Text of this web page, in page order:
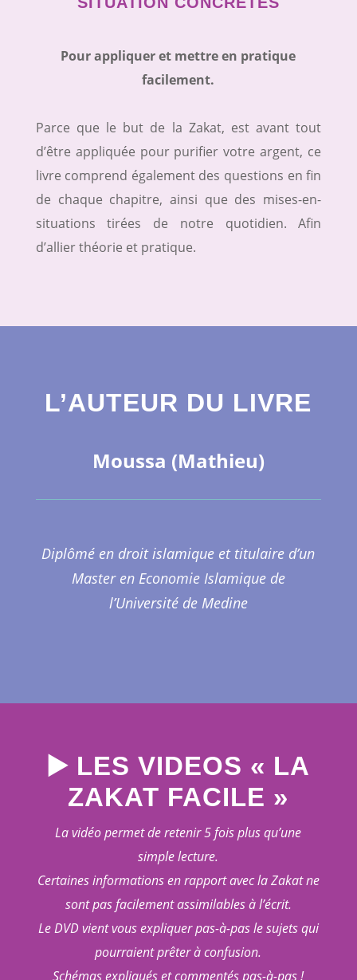
Pour appliquer et mettre en pratique
facilement.
Parce que le but de la Zakat, est avant tout
d’être appliquée pour purifier votre argent, ce
livre comprend également des questions en fin
de chaque chapitre, ainsi que des mises-en-
situations tirées de notre quotidien. Afin
d’allier théorie et pratique.
L’AUTEUR DU LIVRE
Moussa (Mathieu)
Diplômé en droit islamique et titulaire d’un
Master en Economie Islamique de
l’Université de Medine
▶️ LES VIDEOS « LA
ZAKAT FACILE »
La vidéo permet de retenir 5 fois plus qu’une
simple lecture.
Certaines informations en rapport avec la Zakat ne
sont pas facilement assimilables à l’écrit.
Le DVD vient vous expliquer pas-à-pas le sujets qui
pourraient prêter à confusion.
Schémas expliqués et commentés pas-à-pas !